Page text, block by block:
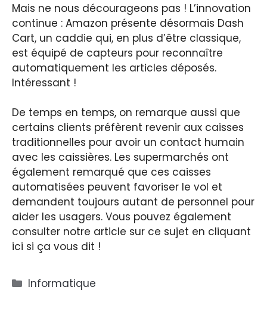
Mais ne nous décourageons pas ! L’innovation
continue : Amazon présente désormais Dash
Cart, un caddie qui, en plus d’être classique,
est équipé de capteurs pour reconnaître
automatiquement les articles déposés.
Intéressant !
De temps en temps, on remarque aussi que
certains clients préfèrent revenir aux caisses
traditionnelles pour avoir un contact humain
avec les caissières. Les supermarchés ont
également remarqué que ces caisses
automatisées peuvent favoriser le vol et
demandent toujours autant de personnel pour
aider les usagers. Vous pouvez également
consulter notre article sur ce sujet en cliquant
ici si ça vous dit !
Catégories
Informatique